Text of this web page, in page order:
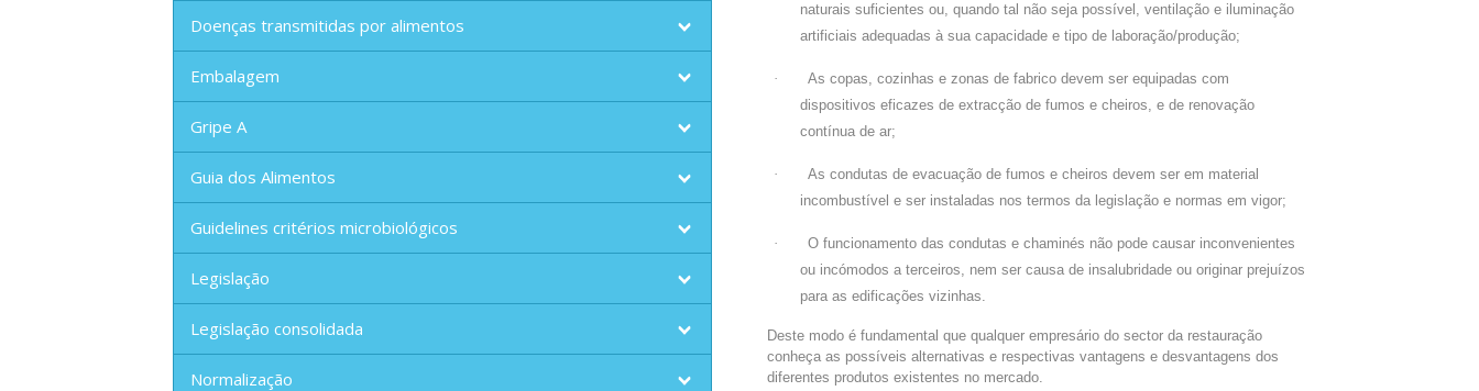
naturais suficientes ou, quando tal não seja possível, ventilação e iluminação
artificiais adequadas à sua capacidade e tipo de laboração/produção;
·
As copas, cozinhas e zonas de fabrico devem ser equipadas com
dispositivos eficazes de extracção de fumos e cheiros, e de renovação
contínua de ar;
·
As condutas de evacuação de fumos e cheiros devem ser em material
incombustível e ser instaladas nos termos da legislação e normas em vigor;
·
O funcionamento das condutas e chaminés não pode causar inconvenientes
ou incómodos a terceiros, nem ser causa de insalubridade ou originar prejuízos
para as edificações vizinhas.
Deste modo é fundamental que qualquer empresário do sector da restauração
conheça as possíveis alternativas e respectivas vantagens e desvantagens dos
diferentes produtos existentes no mercado.
Doenças transmitidas por alimentos
Embalagem
Gripe A
Guia dos Alimentos
Guidelines critérios microbiológicos
Legislação
Legislação consolidada
Normalização